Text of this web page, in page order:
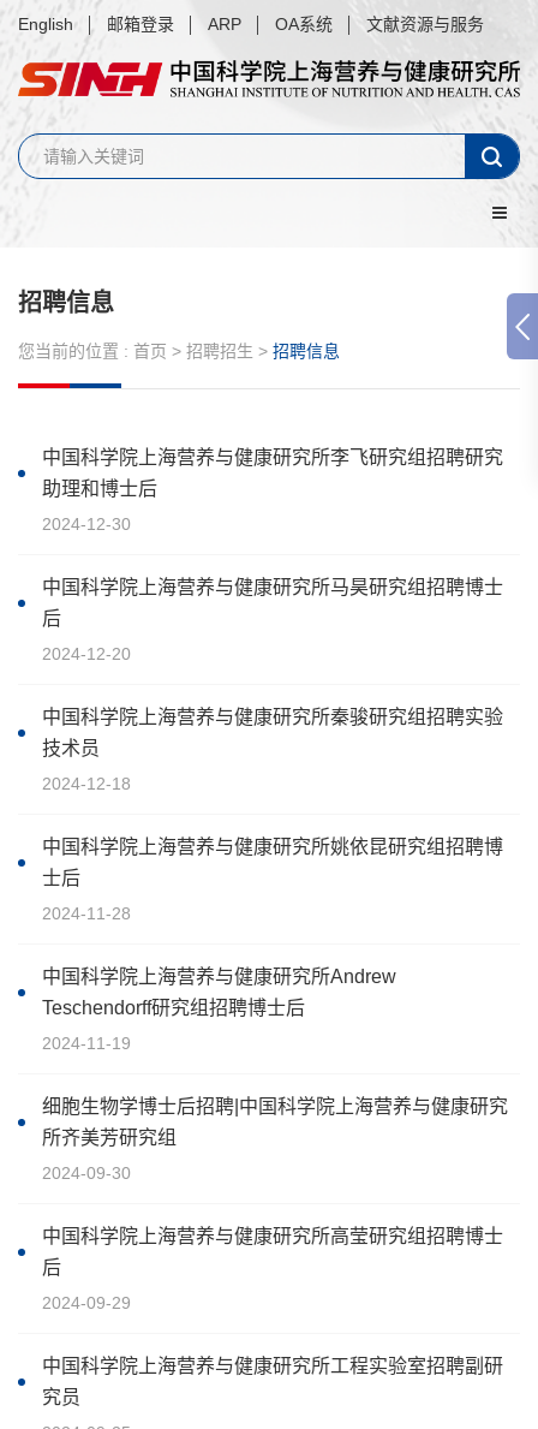
English 邮箱登录 ARP OA系统 文献资源与服务
招聘信息
您当前的位置 : 首页 > 招聘招生 > 招聘信息
中国科学院上海营养与健康研究所李飞研究组招聘研究
助理和博士后
2024-12-30
中国科学院上海营养与健康研究所马昊研究组招聘博士
后
2024-12-20
中国科学院上海营养与健康研究所秦骏研究组招聘实验
技术员
2024-12-18
中国科学院上海营养与健康研究所姚依昆研究组招聘博
士后
2024-11-28
中国科学院上海营养与健康研究所Andrew
Teschendorff研究组招聘博士后
2024-11-19
细胞生物学博士后招聘|中国科学院上海营养与健康研究
所齐美芳研究组
2024-09-30
中国科学院上海营养与健康研究所高莹研究组招聘博士
后
2024-09-29
中国科学院上海营养与健康研究所工程实验室招聘副研
究员